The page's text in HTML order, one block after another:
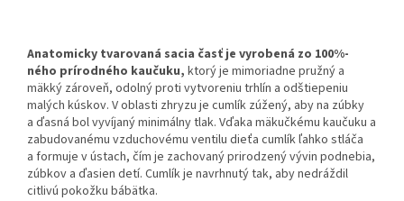
Anatomicky tvarovaná sacia časť je vyrobená zo 100%-
ného prírodného kaučuku, ktorý je mimoriadne pružný a
mäkký zároveň, odolný proti vytvoreniu trhlín a odštiepeniu
malých kúskov. V oblasti zhryzu je cumlík zúžený, aby na zúbky
a ďasná bol vyvíjaný minimálny tlak. Vďaka mäkučkému kaučuku a
zabudovanému vzduchovému ventilu dieťa cumlík ľahko stláča
a formuje v ústach, čím je zachovaný prirodzený vývin podnebia,
zúbkov a ďasien detí. Cumlík je navrhnutý tak, aby nedráždil
citlivú pokožku bábätka.